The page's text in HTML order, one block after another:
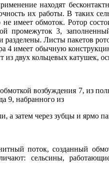
находят
их работы. В таких
имеет обмоток. Ротор
промежуток 3,
Листы пакетов
4 имеет обычную
из двух кольцевых катушек,
возбуждения 7, из
9, набранного из
а затем через зубцы и ярмо
поток, созданный
сельсины,